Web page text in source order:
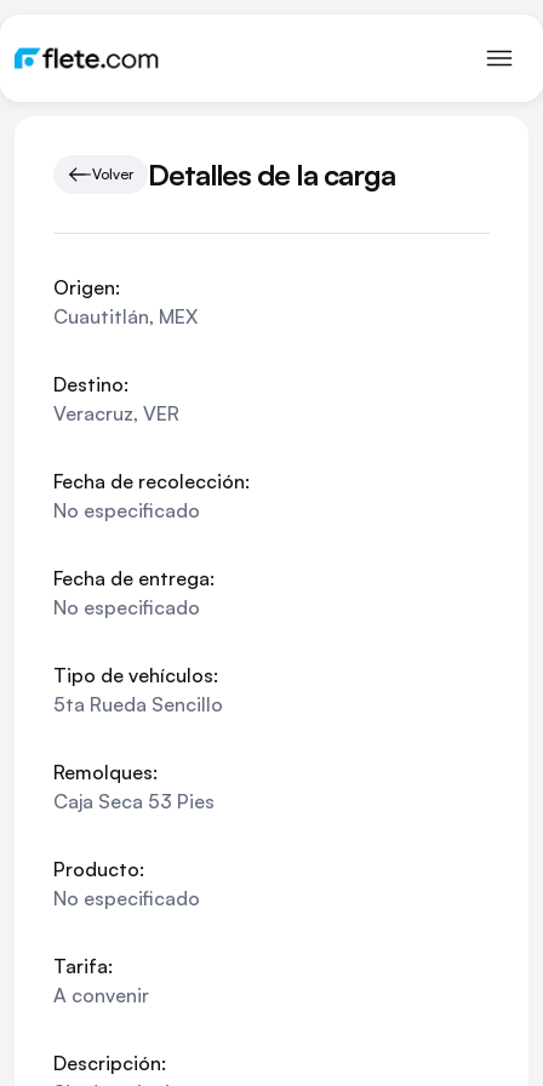
Volver Detalles de la carga
Origen:
Cuautitlán, MEX
Destino:
Veracruz, VER
Fecha de recolección:
No especificado
Fecha de entrega:
No especificado
Tipo de vehículos:
5ta Rueda Sencillo
Remolques:
Caja Seca 53 Pies
Producto:
No especificado
Tarifa:
A convenir
Descripción: